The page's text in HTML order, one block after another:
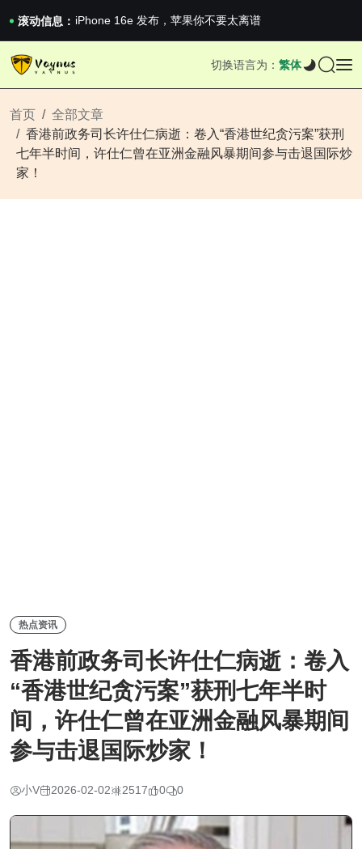
滚动信息： iPhone 16e 发布，苹果你不要太离谱
2026澳网男单收官：全满贯对上全满亚，德约...
《巅峰守卫 Highguard》正式上线，官...
切换语言为： 繁体
首页
全部文章
香港前政务司长许仕仁病逝：卷入“香港世纪贪污案”获刑
七年半时间，许仕仁曾在亚洲金融风暴期间参与击退国际炒
家！
热点资讯
香港前政务司长许仕仁病逝：卷入
“香港世纪贪污案”获刑七年半时
间，许仕仁曾在亚洲金融风暴期间
参与击退国际炒家！
小V 2026-02-02 2517 0 0